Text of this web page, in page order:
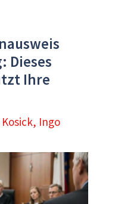
Dieses
Ihre
, Ingo